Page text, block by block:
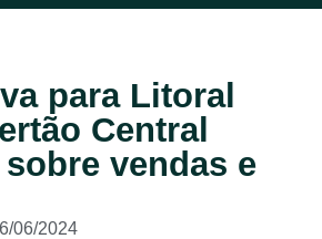
para Litoral
Central
vendas e
06/2024